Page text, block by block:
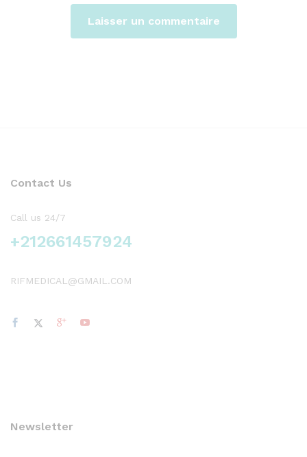
Contact Us
Call us 24/7
+212661457924
RIFMEDICAL@GMAIL.COM
Newsletter